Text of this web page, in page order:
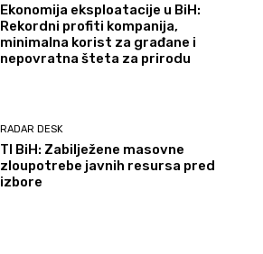
Ekonomija eksploatacije u BiH:
Rekordni profiti kompanija,
minimalna korist za građane i
nepovratna šteta za prirodu
RADAR DESK
TI BiH: Zabilježene masovne
zloupotrebe javnih resursa pred
izbore